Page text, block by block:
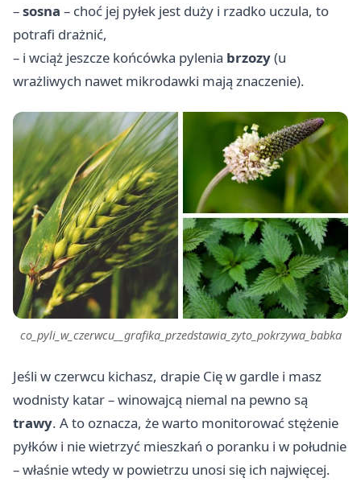
–sosna – choć jej pyłek jest duży i rzadko uczula, to
potrafi drażnić,
– i wciąż jeszcze końcówka pylenia brzozy(u
wrażliwych nawet mikrodawki mają znaczenie).
co_pyli_w_czerwcu__grafika_przedstawia_zyto_pokrzywa_babka
Jeśli w czerwcu kichasz, drapie Cię w gardle i masz
wodnisty katar – winowajcą niemal na pewno są
trawy. A to oznacza, że warto monitorować stężenie
pyłków i nie wietrzyć mieszkań o poranku i w południe
– właśnie wtedy w powietrzu unosi się ich najwięcej.